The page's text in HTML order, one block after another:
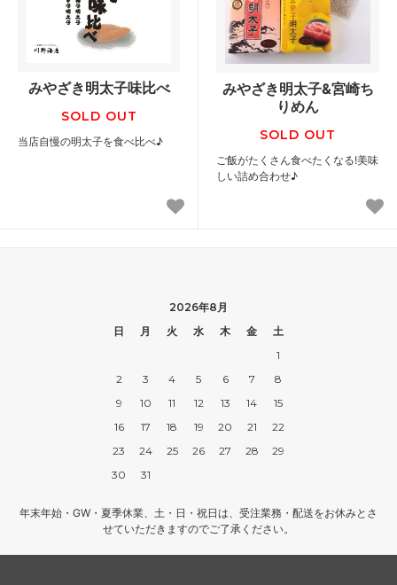
みやざき明太子味比べ
SOLD OUT
当店自慢の明太子を食べ比べ♪
みやざき明太子&宮崎ち
りめん
SOLD OUT
ご飯がたくさん食べたくなる!美味
しい詰め合わせ♪
2026年8月
日
月 火 水 木 金
土
1
2
3 4 5 6 7
8
9
10 11 12 13 14
15
16
17 18 19 20 21
22
23
24 25 26 27 28
29
30
31
年末年始・GW・夏季休業、土・日・祝日は、受注業務・配送をお休みとさ
せていただきますのでご了承ください。